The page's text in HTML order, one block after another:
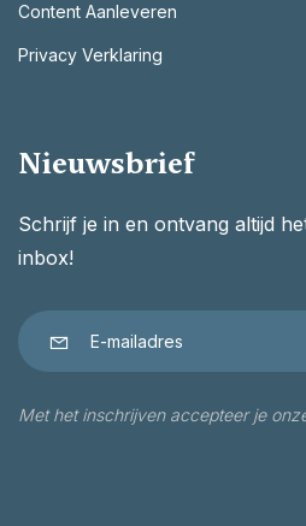
Content Aanleveren
Privacy Verklaring
Nieuwsbrief
Schrijf je in en ontvang altijd
inbox!
Met het inschrijven accepteer je